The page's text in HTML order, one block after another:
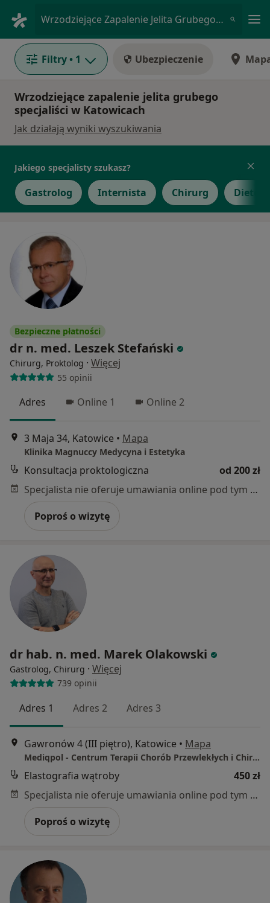
Wrzodziejące Zapalenie Jelita Grubego • Katowice, śląskie
Filtry • 1 Ubezpieczenie
Wrzodziejące zapalenie jelita grubego
specjaliści w Katowicach
Jak działają wyniki wyszukiwania
Jakiego specjalisty szukasz?
Gastrolog Internista Chirurg
Bezpieczne płatności
dr n. med. Leszek Stefański
Chirurg, Proktolog · Więcej
55 opinii
Adres Online 1 Online 2
3 Maja 34, Katowice • Mapa
Klinika Magnuccy Medycyna i Estetyka
Konsultacja proktologiczna
od 200 zł
Specjalista nie oferuje umawiania online pod tym adresem.
Poproś o wizytę
dr hab. n. med. Marek Olakowski
Gastrolog, Chirurg · Więcej
739 opinii
Adres 1 Adres 2 Adres 3
Gawronów 4 (III piętro), Katowice • Mapa
Mediqpol - Centrum Terapii Chorób Przewlekłych i Chirurgii Wielospecjalistycznej
Elastografia wątroby
450 zł
Specjalista nie oferuje umawiania online pod tym adresem.
Poproś o wizytę